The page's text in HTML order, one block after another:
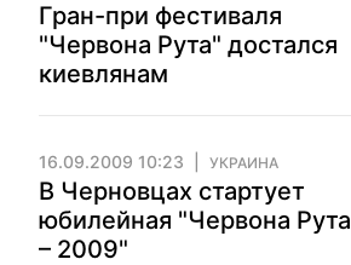
Гран-при фестиваля
"Червона Рута" достался
киевлянам
16.09.2009 10:23 УКРАИНА
В Черновцах стартует
юбилейная "Червона Рута
– 2009"